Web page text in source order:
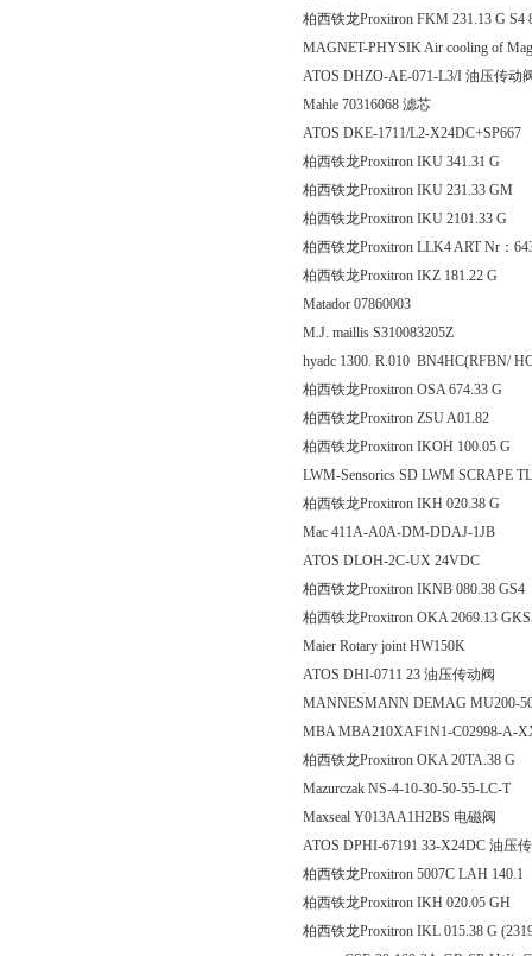
柏西铁龙Proxitron FKM 231.13 G S4
MAGNET-PHYSIK Air cooling of
ATOS DHZO-AE-071-L3/I 油压传动
Mahle 70316068 滤芯
ATOS DKE-1711/L2-X24DC+SP667
柏西铁龙Proxitron IKU
柏西铁龙Proxitron IKU
柏西铁龙Proxitron IKU
柏西铁龙Proxitron LLK4 ART Nr：
柏西铁龙Proxitron IKZ
Matador 07860003
M.J. maillis S310083205Z
hyadc 1300. R.010 BN4HC(RFBN/
柏西铁龙Proxitron OSA
柏西铁龙Proxitron ZSU
柏西铁龙Proxitron IKOH
LWM-Sensorics SD LWM SCRAPE
柏西铁龙Proxitron IKH
Mac 411A-A0A-DM-DDAJ-1JB
ATOS DLOH-2C-UX 24VDC
柏西铁龙Proxitron IKNB
柏西铁龙Proxitron OKA
Maier Rotary joint HW150K
ATOS DHI-0711 23 油压传动阀
MANNESMANN DEMAG MU200-
MBA MBA210XAF1N1-C02998-
柏西铁龙Proxitron OKA
Mazurczak NS-4-10-30-50-55-LC-T
Maxseal Y013AA1H2BS 电磁阀
ATOS DPHI-67191 33-X24DC 油压
柏西铁龙Proxitron 5007C LAH 140.1
柏西铁龙Proxitron IKH
柏西铁龙Proxitron IKL 015.38 G